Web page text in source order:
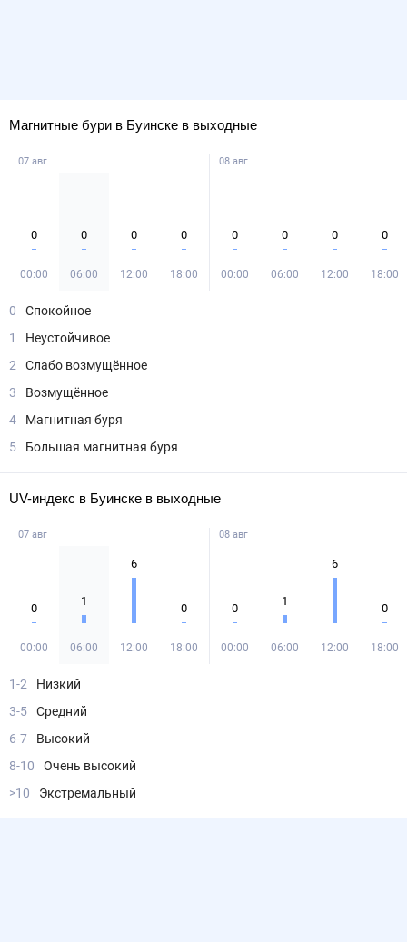
Магнитные бури в Буинске в выходные
07 авг
0
00:00
0
06:00
0
12:00
0
18:00
08 авг
0
00:00
0
06:00
0
12:00
0
18:00
0
Спокойное
1
Неустойчивое
2
Слабо возмущённое
3
Возмущённое
4
Магнитная буря
5
Большая магнитная буря
UV-индекс в Буинске в выходные
07 авг
0
00:00
1
06:00
6
12:00
0
18:00
08 авг
0
00:00
1
06:00
6
12:00
0
18:00
1-2
Низкий
3-5
Средний
6-7
Высокий
8-10
Очень высокий
>10
Экстремальный